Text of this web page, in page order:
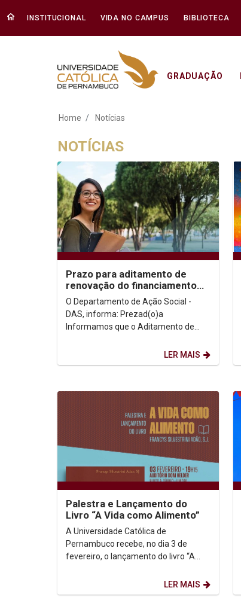
INSTITUCIONAL VIDA NO CAMPUS BIBLIOTECA
GRADUAÇÃO
Notícias - Unicap
Home Notícias
NOTÍCIAS
Prazo para aditamento de
renovação do financiamento
FIES 1º/2026 encerra-se dia
31/05
O Departamento de Ação Social -
DAS, informa: Prezad(o)a
Informamos que o Aditamento de
semestre 2026.1, encontra-se
liberado...
LER MAIS
Palestra e Lançamento do
Livro “A Vida como Alimento”
A Universidade Católica de
Pernambuco recebe, no dia 3 de
fevereiro, o lançamento do livro “A
LER MAIS